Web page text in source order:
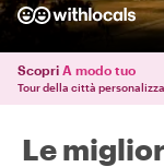
Scopri A modo tuo
Tour della città
Le